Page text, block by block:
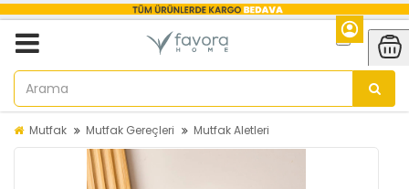
Mutfak Mutfak Gereçleri Mutfak Aletleri